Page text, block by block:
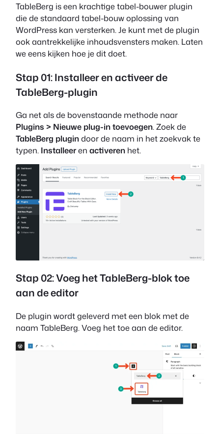
TableBerg is een krachtige tabel-bouwer plugin
die de standaard tabel-bouw oplossing van
WordPress kan versterken. Je kunt met de plugin
ook aantrekkelijke inhoudsvensters maken. Laten
we eens kijken hoe je dit doet.
Stap 01: Installeer en activeer de
TableBerg-plugin
Ga net als de bovenstaande methode naar
Plugins > Nieuwe plug-in toevoegen. Zoek de
TableBerg plugindoor de naam in het zoekvak te
typen. Installeeren activeren het.
Stap 02: Voeg het TableBerg-blok toe
aan de editor
De plugin wordt geleverd met een blok met de
naam TableBerg. Voeg het toe aan de editor.